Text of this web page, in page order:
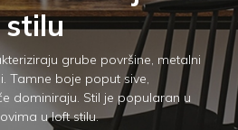
unutar 365 dana
8000 383
4.8
stilu
grube površine, metalni
Tamne boje poput sive,
dominiraju. Stil je popularan u
u loft stilu.